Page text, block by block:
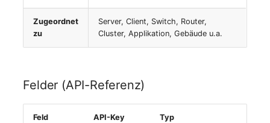
Virtueller Host
Virtueller Server
Zugeordnet
zu
Server, Client, Switch, Router,
Cluster, Applikation, Gebäude u.a.
Felder (API-Referenz)
Feld API-Key Typ